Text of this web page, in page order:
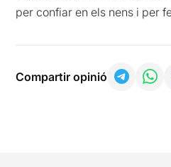
per confiar en els nens i per
Compartir opinió